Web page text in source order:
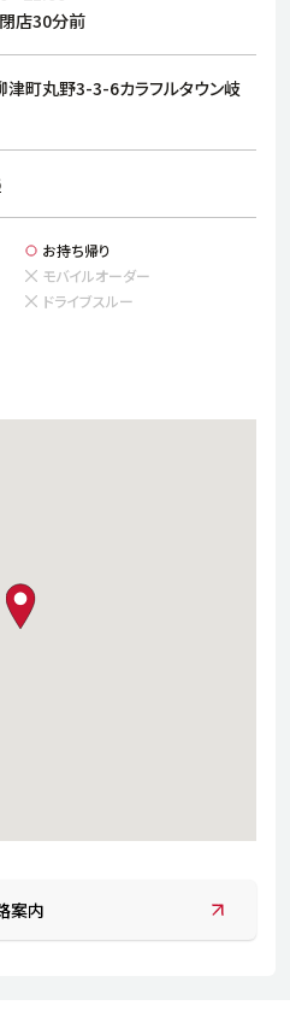
店舗検索
採用情報
店30分前
町丸野3-3-6カラフルタウン岐
お持ち帰り
モバイルオーダー
ドライブスルー
map pin
案内